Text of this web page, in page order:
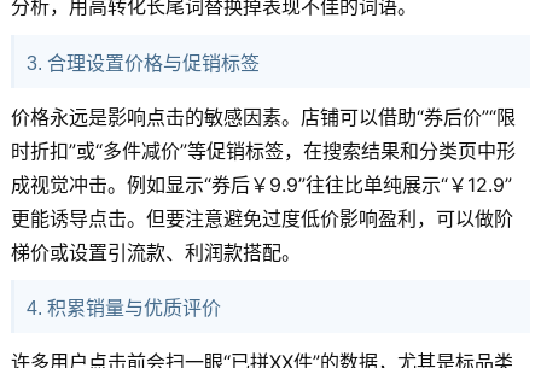
分析，用高转化长尾词替换掉表现不佳的词语。
3. 合理设置价格与促销标签
价格永远是影响点击的敏感因素。店铺可以借助“券后价”“限
时折扣”或“多件减价”等促销标签，在搜索结果和分类页中形
成视觉冲击。例如显示“券后￥9.9”往往比单纯展示“￥12.9”
更能诱导点击。但要注意避免过度低价影响盈利，可以做阶
梯价或设置引流款、利润款搭配。
4. 积累销量与优质评价
许多用户点击前会扫一眼“已拼XX件”的数据，尤其是标品类